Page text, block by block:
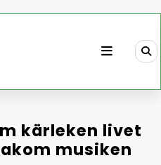
kärleken livet
musiken